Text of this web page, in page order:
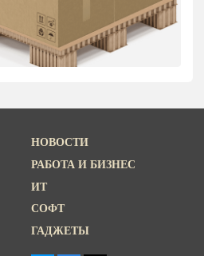
НОВОСТИ
РАБОТА И БИЗНЕС
ИТ
СОФТ
ГАДЖЕТЫ